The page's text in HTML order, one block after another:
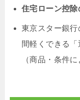
住宅ローン控除
東京スター銀
間軽くできる
（商品・条件